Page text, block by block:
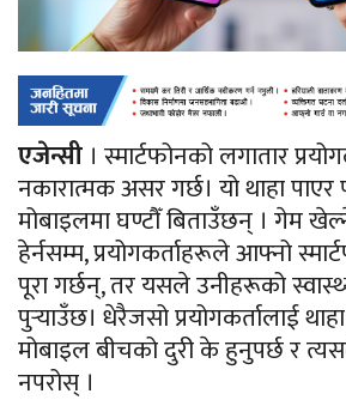
एजेन्सी । स्मार्टफोनको लगातार
नकारात्मक असर गर्छ। यो थाहा
मोबाइलमा घण्टौँ बिताउँछन् । गेम
हेर्नसम्म, प्रयोगकर्ताहरूले आफ्नो
पूरा गर्छन्, तर यसले उनीहरूको
पुर्‍याउँछ। धेरैजसो प्रयोगकर्तालाई
मोबाइल बीचको दुरी के हुनुपर्छ र
नपरोस् ।